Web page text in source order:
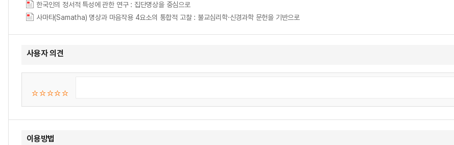
한국인의 정서적 특성에 관한 연구 : 집단명상을 중심으로
사마타(Samatha) 명상과 마음작용 4요소의 통합적 고찰 : 불교심리학·신경과학 문헌을 기반으로
사용자 의견
이용방법